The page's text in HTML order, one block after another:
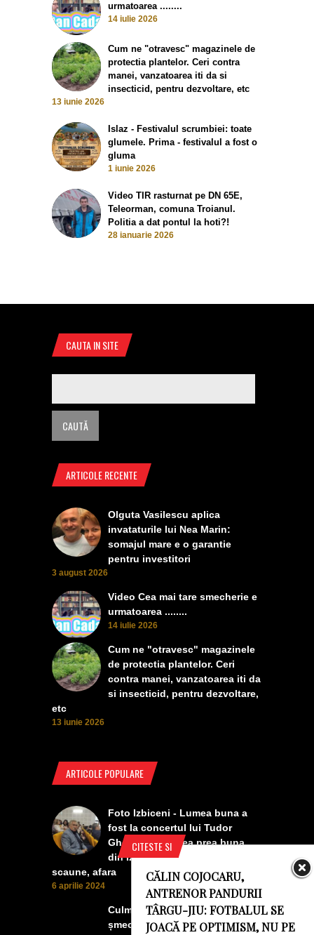
urmatoarea ........
14 iulie 2026
Cum ne "otravesc" magazinele de
protectia plantelor. Ceri contra
manei, vanzatoarea iti da si
insecticid, pentru dezvoltare, etc
13 iunie 2026
Islaz - Festivalul scrumbiei: toate
glumele. Prima - festivalul a fost o
gluma
1 iunie 2026
Video TIR rasturnat pe DN 65E,
Teleorman, comuna Troianul.
Politia a dat pontul la hoti?!
28 ianuarie 2026
CITESTE SI
CĂLIN COJOCARU,
ANTRENOR PANDURII
TÂRGU-JIU: FOTBALUL SE
JOACĂ PE OPTIMISM, NU PE
CAUTA IN SITE
ARTICOLE RECENTE
Olguta Vasilescu aplica
invataturile lui Nea Marin:
somajul mare e o garantie
pentru investitori
3 august 2026
Video Cea mai tare smecherie e
urmatoarea ........
14 iulie 2026
Cum ne "otravesc" magazinele
de protectia plantelor. Ceri
contra manei, vanzatoarea iti da
si insecticid, pentru dezvoltare,
etc
13 iunie 2026
ARTICOLE POPULARE
Foto Izbiceni - Lumea buna a
fost la concertul lui Tudor
Gheorghe. Lumea prea buna
din Izbiceni a avut un ecran si
scaune, afara
6 aprilie 2024
Culmea smecheriei! O mașină
șmecheră l-a trădat pe cel mai